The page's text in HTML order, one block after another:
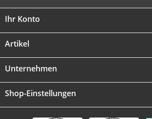
Ihr Konto
Artikel
Unternehmen
Shop-Einstellungen